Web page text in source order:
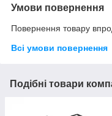
Умови повернення
Повернення товару
Всі умови повернення
Подібні товари